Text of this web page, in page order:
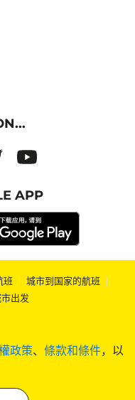
政策、 條款和條件，以
APP
班 | 城市到国家的航班 |
出发